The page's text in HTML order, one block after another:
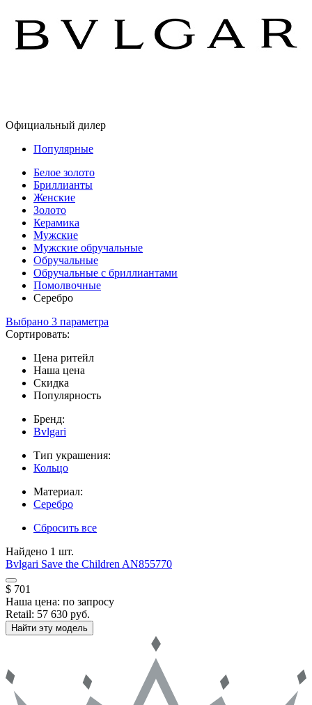
Официальный дилер
Популярные
Белое золото
Бриллианты
Женские
Золото
Керамика
Мужские
Мужские обручальные
Обручальные
Обручальные с бриллиантами
Помолвочные
Серебро
Выбрано 3 параметра
Сортировать:
Цена ритейл
Наша цена
Скидка
Популярность
Бренд:
Bvlgari
Тип украшения:
Кольцо
Материал:
Серебро
Сбросить все
Найдено 1 шт.
Bvlgari Save the Children AN855770
$ 701
Наша цена: по запросу
Retail: 57 630 руб.
Найти эту модель